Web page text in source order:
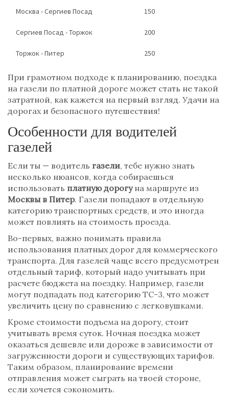
Москва - Сергиев Посад 150
Сергиев Посад - Торжок 200
Торжок - Питер 250
При грамотном подходе к планированию, поездка
на газели по платной дороге может стать не такой
затратной, как кажется на первый взгляд. Удачи на
дорогах и безопасного путешествия!
Особенности для водителей
газелей
Если ты — водитель газели, тебе нужно знать
несколько нюансов, когда собираешься
использовать платную дорогуна маршруте из
Москвы в Питер. Газели попадают в отдельную
категорию транспортных средств, и это иногда
может повлиять на стоимость проезда.
Во-первых, важно понимать правила
использования платных дорог для коммерческого
транспорта. Для газелей чаще всего предусмотрен
отдельный тариф, который надо учитывать при
расчете бюджета на поездку. Например, газели
могут подпадать под категорию ТС-3, что может
увеличить цену по сравнению с легковушками.
Кроме стоимости подъема на дорогу, стоит
учитывать время суток. Ночная поездка может
оказаться дешевле или дороже в зависимости от
загруженности дороги и существующих тарифов.
Таким образом, планирование времени
отправления может сыграть на твоей стороне,
если хочется сэкономить.